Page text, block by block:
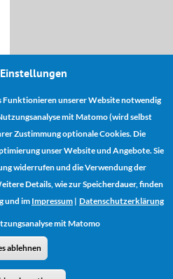
Funktionieren unserer Website notwendig
mit Matomo (wird selbst
Zustimmung optionale Cookies. Die
unser Website und Angebote. Sie
widerrufen und die Verwendung der
Details, wie zur Speicherdauer, finden
und im Impressum | Datenschutzerklärung
mit Matomo
ablehnen
und Versandinformationen